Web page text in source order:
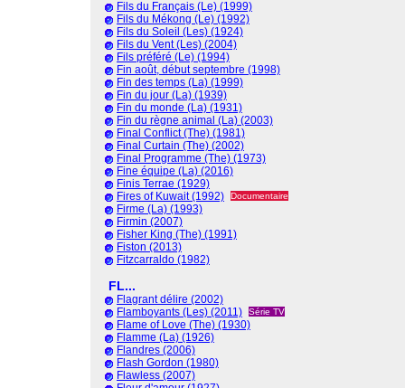
Fils du Français (Le) (1999)
Fils du Mékong (Le) (1992)
Fils du Soleil (Les) (1924)
Fils du Vent (Les) (2004)
Fils préféré (Le) (1994)
Fin août, début septembre (1998)
Fin des temps (La) (1999)
Fin du jour (La) (1939)
Fin du monde (La) (1931)
Fin du règne animal (La) (2003)
Final Conflict (The) (1981)
Final Curtain (The) (2002)
Final Programme (The) (1973)
Fine équipe (La) (2016)
Finis Terrae (1929)
Fires of Kuwait (1992)
Documentaire
Firme (La) (1993)
Firmin (2007)
Fisher King (The) (1991)
Fiston (2013)
Fitzcarraldo (1982)
FL...
Flagrant délire (2002)
Flamboyants (Les) (2011)
Série TV
Flame of Love (The) (1930)
Flamme (La) (1926)
Flandres (2006)
Flash Gordon (1980)
Flawless (2007)